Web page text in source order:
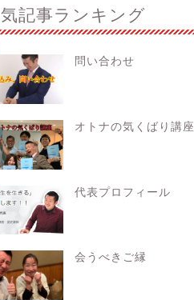
人気記事ランキング
問い合わせ
オトナの気くばり講座
代表プロフィール
会うべきご縁